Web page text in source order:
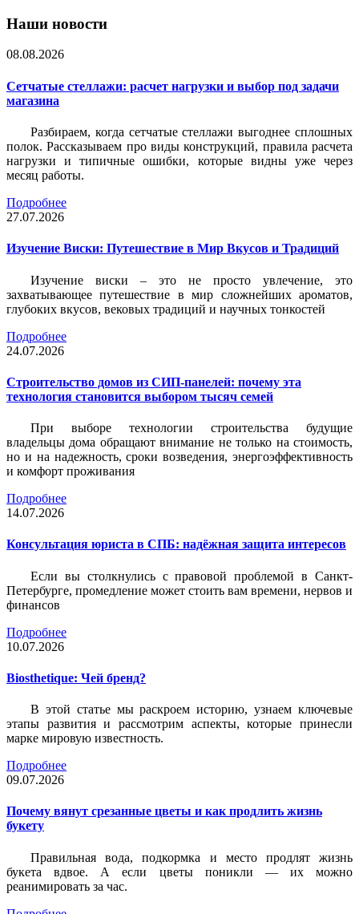
Наши новости
08.08.2026
Сетчатые стеллажи: расчет нагрузки и выбор под задачи
магазина
Разбираем, когда сетчатые стеллажи выгоднее сплошных
полок. Рассказываем про виды конструкций, правила расчета
нагрузки и типичные ошибки, которые видны уже через
месяц работы.
Подробнее
27.07.2026
Изучение Виски: Путешествие в Мир Вкусов и Традиций
Изучение виски – это не просто увлечение, это
захватывающее путешествие в мир сложнейших ароматов,
глубоких вкусов, вековых традиций и научных тонкостей
Подробнее
24.07.2026
Строительство домов из СИП-панелей: почему эта
технология становится выбором тысяч семей
При выборе технологии строительства будущие
владельцы дома обращают внимание не только на стоимость,
но и на надежность, сроки возведения, энергоэффективность
и комфорт проживания
Подробнее
14.07.2026
Консультация юриста в СПБ: надёжная защита интересов
Если вы столкнулись с правовой проблемой в Санкт-
Петербурге, промедление может стоить вам времени, нервов и
финансов
Подробнее
10.07.2026
Biosthetique: Чей бренд?
В этой статье мы раскроем историю, узнаем ключевые
этапы развития и рассмотрим аспекты, которые принесли
марке мировую известность.
Подробнее
09.07.2026
Почему вянут срезанные цветы и как продлить жизнь
букету
Правильная вода, подкормка и место продлят жизнь
букета вдвое. А если цветы поникли — их можно
реанимировать за час.